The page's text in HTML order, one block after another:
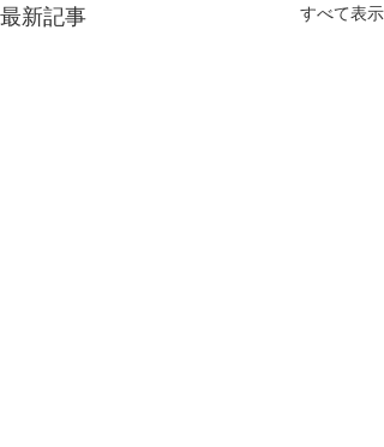
最新記事 すべて表示